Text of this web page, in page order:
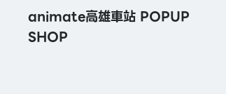
animate高雄車站 POPUP
SHOP